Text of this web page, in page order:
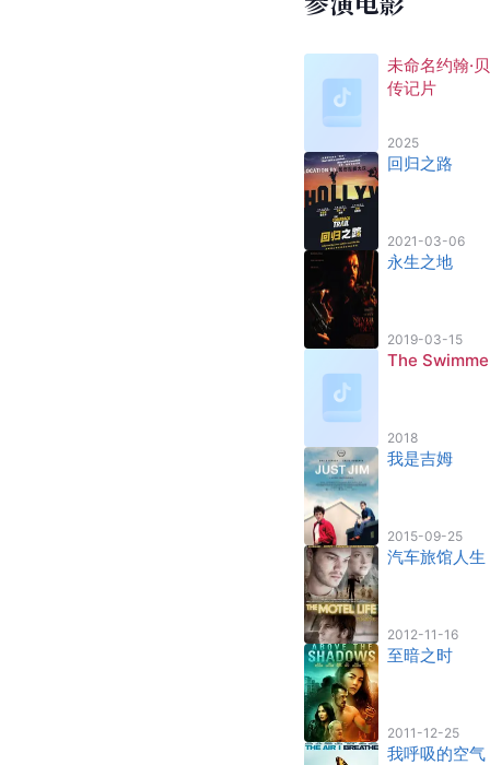
未命名约翰·
传记片
2025
回归之路
2021-03-06
永生之地
2019-03-15
The
2018
我是吉姆
2015-09-25
汽车旅馆人生
2012-11-16
至暗之时
2011-12-25
我呼吸的空气